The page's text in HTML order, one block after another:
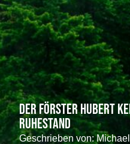
Der Förster Hubert
Ruhestand
Geschrieben von: